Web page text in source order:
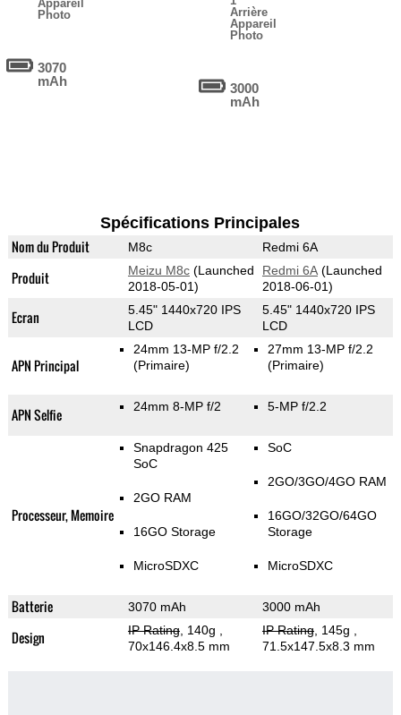
Appareil
Photo
3070
mAh
Arrière
Appareil
Photo
3000
mAh
Spécifications Principales
Nom du Produit M8c Redmi 6A
Produit Meizu M8c(Launched
2018-05-01)
Redmi 6A(Launched
2018-06-01)
Ecran
5.45" 1440x720 IPS
LCD
5.45" 1440x720 IPS
LCD
APN Principal
24mm 13-MP f/2.2
(Primaire)
27mm 13-MP f/2.2
(Primaire)
APN Selfie 24mm 8-MP f/2 5-MP f/2.2
Processeur, Memoire
Snapdragon 425
SoC
2GO RAM
16GO Storage
MicroSDXC
SoC
2GO/3GO/4GO RAM
16GO/32GO/64GO
Storage
MicroSDXC
Batterie 3070 mAh 3000 mAh
Design IP Rating, 140g
70x146.4x8.5 mm
IP Rating, 145g
71.5x147.5x8.3 mm